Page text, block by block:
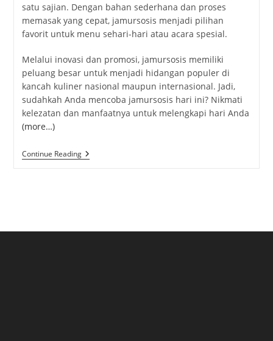
satu sajian. Dengan bahan sederhana dan proses
memasak yang cepat, jamursosis menjadi pilihan
favorit untuk menu sehari-hari atau acara spesial.
Melalui inovasi dan promosi, jamursosis memiliki
peluang besar untuk menjadi hidangan populer di
kancah kuliner nasional maupun internasional. Jadi,
sudahkah Anda mencoba jamursosis hari ini? Nikmati
kelezatan dan manfaatnya untuk melengkapi hari Anda
(more…)
Continue ReadingJamur
Sosis: